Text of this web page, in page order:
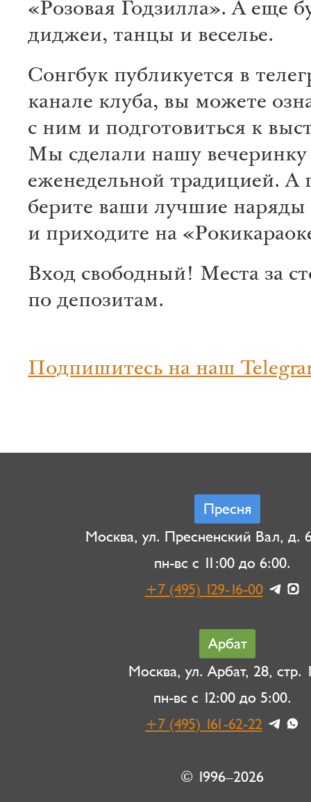
«Розовая Годзилла». А еще
диджеи, танцы и веселье.
Сонгбук публикуется в
канале клуба, вы можете
с ним и подготовиться к
Мы сделали нашу вечеринку
еженедельной традицией. А
берите ваши лучшие наряды
и приходите на
Вход свободный! Места за
по депозитам.
Подпишитесь на наш
Пресня
Москва, ул. Пресненский Вал, д.
пн-вс с 11:00 до 6:00.
+7 (495) 129-16-00
Арбат
Москва, ул. Арбат, 28, стр.
пн-вс с 12:00 до 5:00.
+7 (495) 161-62-22
© 1996–2026